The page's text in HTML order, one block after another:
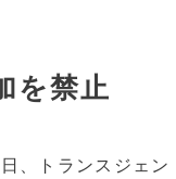
を禁止
、トランスジェン